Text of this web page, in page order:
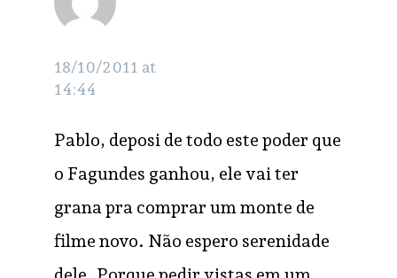
18/10/2011 at
14:44
Pablo, deposi de todo este poder que
o Fagundes ganhou, ele vai ter
grana pra comprar um monte de
filme novo. Não espero serenidade